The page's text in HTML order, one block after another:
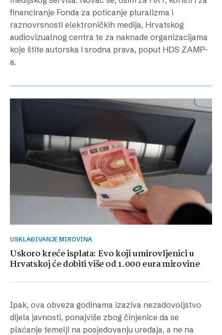
financiranje Fonda za poticanje pluralizma i
raznovrsnosti elektroničkih medija, Hrvatskog
audiovizualnog centra te za naknade organizacijama
koje štite autorska i srodna prava, poput HDS ZAMP-
a.
USKLAĐIVANJE MIROVINA
Uskoro kreće isplata: Evo koji umirovljenici u
Hrvatskoj će dobiti više od 1.000 eura mirovine
Ipak, ova obveza godinama izaziva nezadovoljstvo
dijela javnosti, ponajviše zbog činjenice da se
plaćanje temelji na posjedovanju uređaja, a ne na